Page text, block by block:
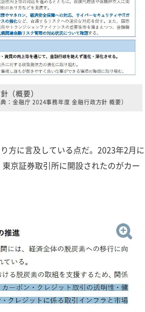
（概要）
典：金融庁 2024事務年度 金融行政方針 概要）
方に言及している点だ。2023年2月に
京証券取引所に開設されたのがカー